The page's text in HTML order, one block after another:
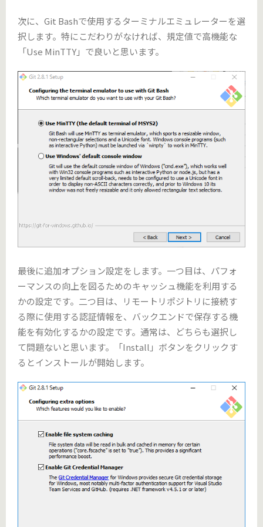
次に、Git Bashで使用するターミナルエミュレーターを選
択します。特にこだわりがなければ、規定値で高機能な
「Use MinTTY」で良いと思います。
最後に追加オプション設定をします。一つ目は、パフォ
ーマンスの向上を図るためのキャッシュ機能を利用する
かの設定です。二つ目は、リモートリポジトリに接続す
る際に使用する認証情報を、バックエンドで保存する機
能を有効化するかの設定です。通常は、どちらも選択し
て問題ないと思います。「Install」ボタンをクリックす
るとインストールが開始します。